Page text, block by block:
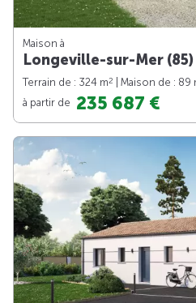
Maison à
Longeville-sur-Mer (85)
Terrain de : 324 m2 | Maison de : 89
à partir de 235 687 €